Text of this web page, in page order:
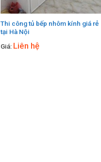
Thi công tủ bếp nhôm kính giá rẻ
tại Hà Nội
Giá: Liên hệ